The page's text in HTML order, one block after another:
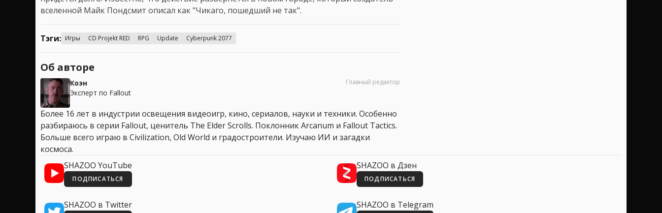
вселенной Майк Пондсмит описал как "Чикаго, пошедший не так".
Тэги: Игры CD Projekt RED RPG Update Cyberpunk 2077
Об авторе
Коэн
Эксперт по Fallout
Главный редактор
Более 16 лет в индустрии освещения видеоигр, кино, сериалов, науки и техники. Особенно
разбираюсь в серии Fallout, ценитель The Elder Scrolls. Поклонник Arcanum и Fallout Tactics.
Больше всего играю в Civilization, Old World и градостроители. Изучаю ИИ и загадки
космоса.
SHAZOO YouTube
ПОДПИСАТЬСЯ
SHAZOO в Дзен
ПОДПИСАТЬСЯ
SHAZOO в Twitter SHAZOO в Telegram